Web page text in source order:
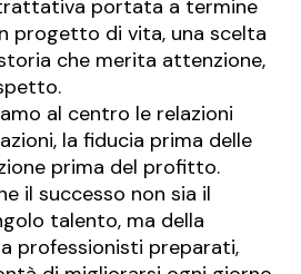
portata a termine
progetto di vita, una scelta
che merita attenzione,
al centro le relazioni
la fiducia prima delle
prima del profitto.
il successo non sia il
talento, ma della
professionisti preparati,